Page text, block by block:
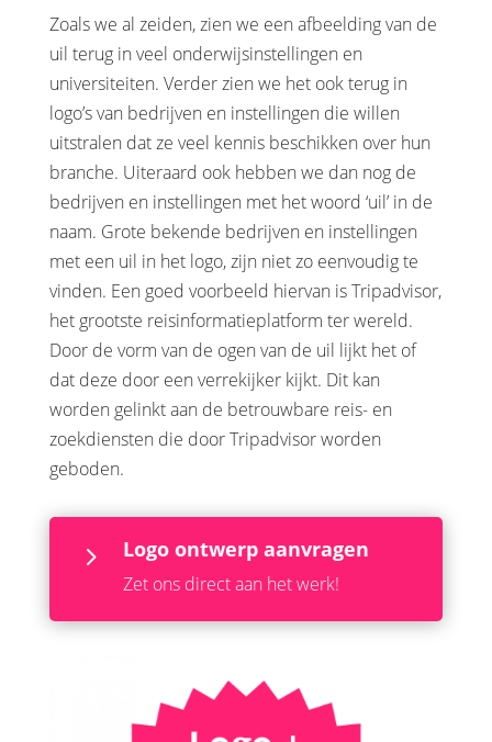
Zoals we al zeiden, zien we een afbeelding van de
uil terug in veel onderwijsinstellingen en
universiteiten. Verder zien we het ook terug in
logo’s van bedrijven en instellingen die willen
uitstralen dat ze veel kennis beschikken over hun
branche. Uiteraard ook hebben we dan nog de
bedrijven en instellingen met het woord ‘uil’ in de
naam. Grote bekende bedrijven en instellingen
met een uil in het logo, zijn niet zo eenvoudig te
vinden. Een goed voorbeeld hiervan is Tripadvisor,
het grootste reisinformatieplatform ter wereld.
Door de vorm van de ogen van de uil lijkt het of
dat deze door een verrekijker kijkt. Dit kan
worden gelinkt aan de betrouwbare reis- en
zoekdiensten die door Tripadvisor worden
geboden.
5 Logo ontwerp aanvragen
Zet ons direct aan het werk!